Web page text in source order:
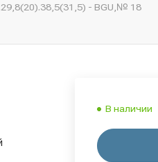
- BGU,№ 18
В наличии